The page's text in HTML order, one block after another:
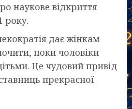
наукове відкриття
року.
дає жінкам
поки чоловіки
Це чудовий привід
прекрасної